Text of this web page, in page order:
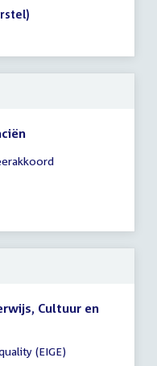
Cultuur en
(EIGE)